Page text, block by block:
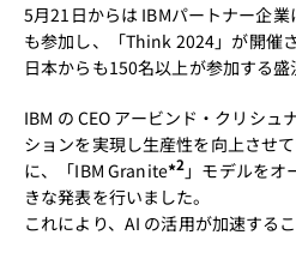
5月21日からは IBMパートナー企
も参加し、「Think 2024」が開催
日本からも150名以上が参加する盛
IBM の CEO アービンド・クリシュ
ションを実現し生産性を向上させ
に、「IBM Granite*2」モデルをオ
きな発表を行いました。
これにより、AI の活用が加速する